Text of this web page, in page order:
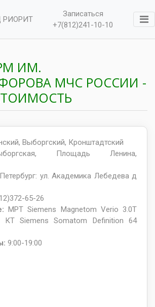
РИОРИТ
Записаться
+7(812)241-10-10
ИМ.
МЧС РОССИИ -
Выборгский, Кронштадтский
Площадь Ленина,
ул. Академика Лебедева д
65-26
МРТ Siemens Magnetom Verio 3.0T
КТ Siemens Somatom Definition 64
9:00-19:00